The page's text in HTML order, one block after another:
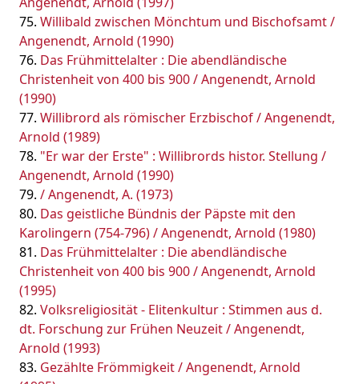
Willibald zwischen Mönchtum und Bischofsamt /
Angenendt, Arnold (1990)
Das Frühmittelalter : Die abendländische
Christenheit von 400 bis 900 / Angenendt, Arnold
(1990)
Willibrord als römischer Erzbischof / Angenendt,
Arnold (1989)
"Er war der Erste" : Willibrords histor. Stellung /
Angenendt, Arnold (1990)
/ Angenendt, A. (1973)
Das geistliche Bündnis der Päpste mit den
Karolingern (754-796) / Angenendt, Arnold (1980)
Das Frühmittelalter : Die abendländische
Christenheit von 400 bis 900 / Angenendt, Arnold
(1995)
Volksreligiosität - Elitenkultur : Stimmen aus d.
dt. Forschung zur Frühen Neuzeit / Angenendt,
Arnold (1993)
Gezählte Frömmigkeit / Angenendt, Arnold